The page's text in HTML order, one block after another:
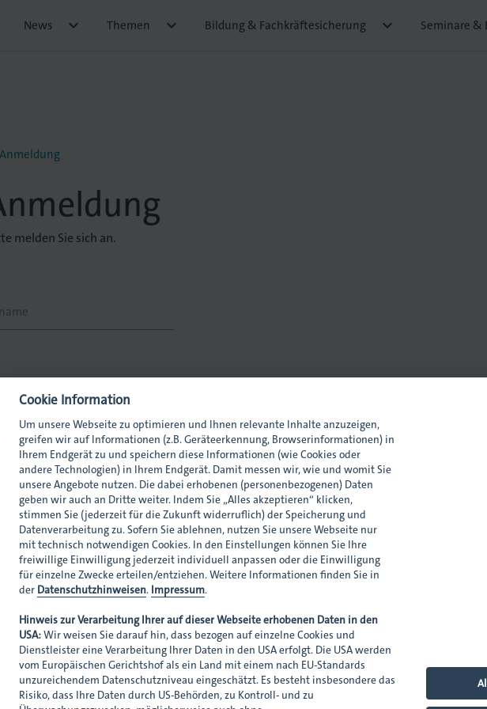
News  Themen  Bildung & Fachkräftesicherung  Seminare &
Anmeldung
melden Sie sich an.
Cookie-Einstellungen
Cookie Information
Um unsere Webseite zu optimieren und Ihnen relevante Inhalte anzuzeigen,
greifen wir auf Informationen (z.B. Geräteerkennung, Browserinformationen) in
Ihrem Endgerät zu und speichern diese Informationen (wie Cookies oder
andere Technologien) in Ihrem Endgerät. Damit messen wir, wie und womit Sie
unsere Angebote nutzen. Die dabei erhobenen (personenbezogenen) Daten
geben wir auch an Dritte weiter. Indem Sie „Alles akzeptieren“ klicken,
stimmen Sie (jederzeit für die Zukunft widerruflich) der Speicherung und
Datenverarbeitung zu. Sofern Sie ablehnen, nutzen Sie unsere Webseite nur
mit technisch notwendigen Cookies. In den Einstellungen können Sie Ihre
freiwillige Einwilligung jederzeit individuell anpassen oder die Einwilligung
für einzelne Zwecke erteilen/entziehen. Weitere Informationen finden Sie in
der Datenschutzhinweisen. Impressum.
Hinweis zur Verarbeitung Ihrer auf dieser Webseite erhobenen Daten in den
USA:Wir weisen Sie darauf hin, dass bezogen auf einzelne Cookies und
Dienstleister eine Verarbeitung Ihrer Daten in den USA erfolgt. Die USA werden
vom Europäischen Gerichtshof als ein Land mit einem nach EU-Standards
unzureichendem Datenschutzniveau eingeschätzt. Es besteht insbesondere das
Risiko, dass Ihre Daten durch US-Behörden, zu Kontroll- und zu